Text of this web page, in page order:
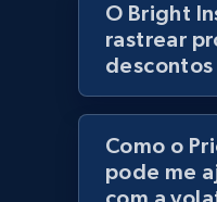
Zara - Products
Category id, Product
Currency, Colour
more.
O Bright
rastrear
descontos
Como o
pode me